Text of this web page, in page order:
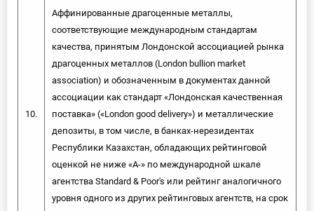
10.
Аффинированные драгоценные металлы,
соответствующие международным стандартам
качества, принятым Лондонской ассоциацией рынка
драгоценных металлов (London bullion market
association) и обозначенным в документах данной
ассоциации как стандарт «Лондонская качественная
поставка» («London good delivery») и металлические
депозиты, в том числе, в банках-нерезидентах
Республики Казахстан, обладающих рейтинговой
оценкой не ниже «А-» по международной шкале
агентства Standard & Poor's или рейтинг аналогичного
уровня одного из других рейтинговых агентств, на срок